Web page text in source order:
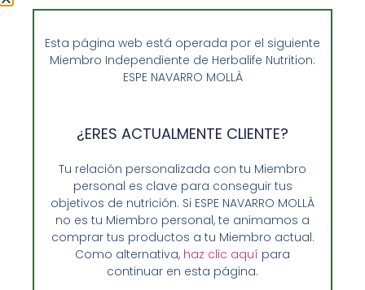
posible. Y ayudamos […]
Esta página web está operada por el siguiente
Miembro Independiente de Herbalife Nutrition:
ESPE NAVARRO MOLLÀ
¿ERES ACTUALMENTE CLIENTE?
Tu relación personalizada con tu Miembro
personal es clave para conseguir tus
objetivos de nutrición. Si ESPE NAVARRO MOLLÀ
no es tu Miembro personal, te animamos a
comprar tus productos a tu Miembro actual.
Como alternativa, haz clic aquí para
continuar en esta página.